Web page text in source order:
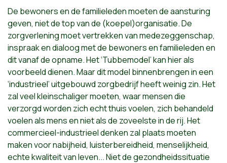
De bewoners en de familieleden moeten de aansturing
geven, niet de top van de (koepel)organisatie. De
zorgverlening moet vertrekken van medezeggenschap,
inspraak en dialoog met de bewoners en familieleden en
dit vanaf de opname. Het ‘Tubbemodel’ kan hier als
voorbeeld dienen. Maar dit model binnenbrengen in een
‘industrieel’ uitgebouwd zorgbedrijf heeft weinig zin. Het
zal veel kleinschaliger moeten, waar mensen die
verzorgd worden zich echt thuis voelen, zich behandeld
voelen als mens en niet als de zoveelste in de rij. Het
commercieel-industrieel denken zal plaats moeten
maken voor nabijheid, luisterbereidheid, menselijkheid,
echte kwaliteit van leven... Niet de gezondheidssituatie